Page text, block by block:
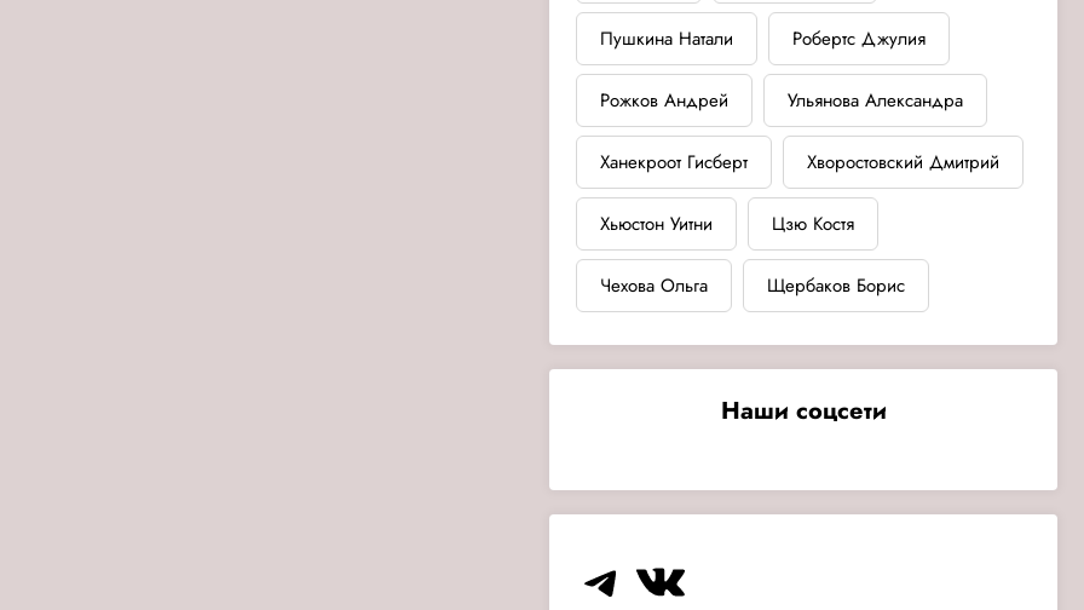
Пушкина Натали Робертс Джулия
Рожков Андрей Ульянова Александра
Ханекроот Гисберт Хворостовский Дмитрий
Хьюстон Уитни Цзю Костя
Чехова Ольга Щербаков Борис
Наши соцсети
Telegram
VK